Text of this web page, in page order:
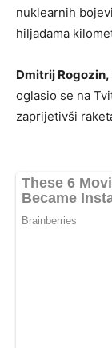
nuklearnih
hiljadama
Dmitrij Rogozin,
oglasio se na
zaprijetivši